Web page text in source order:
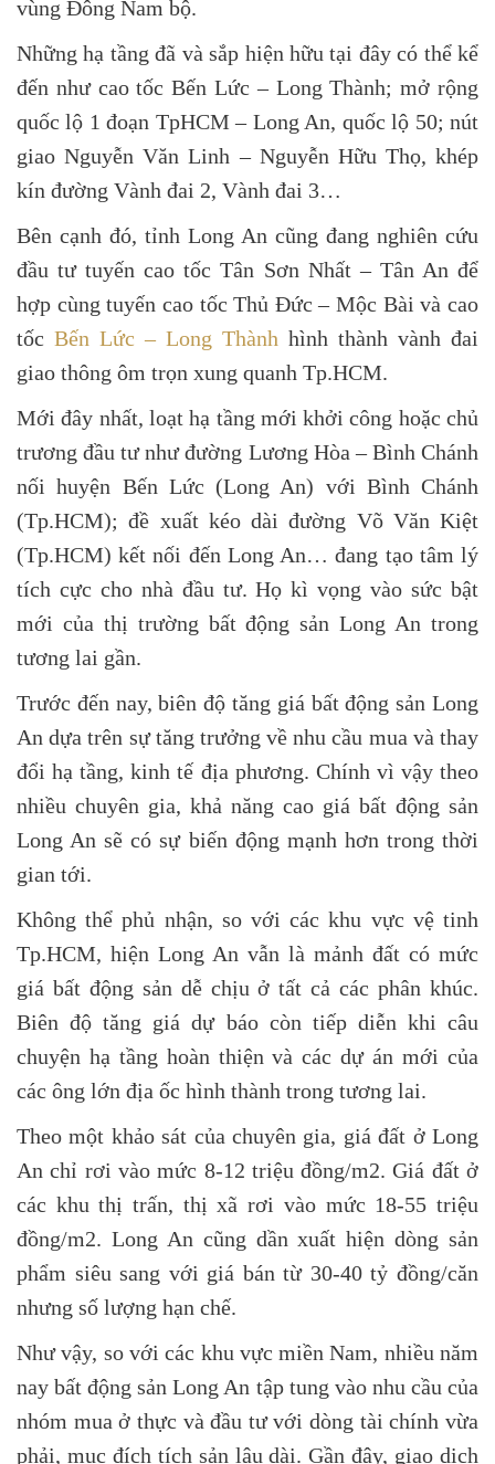
vùng Đông Nam bộ.
Những hạ tầng đã và sắp hiện hữu tại đây có thể kể
đến như cao tốc Bến Lức – Long Thành; mở rộng
quốc lộ 1 đoạn TpHCM – Long An, quốc lộ 50; nút
giao Nguyễn Văn Linh – Nguyễn Hữu Thọ, khép
kín đường Vành đai 2, Vành đai 3…
Bên cạnh đó, tỉnh Long An cũng đang nghiên cứu
đầu tư tuyến cao tốc Tân Sơn Nhất – Tân An để
hợp cùng tuyến cao tốc Thủ Đức – Mộc Bài và cao
tốc Bến Lức – Long Thành hình thành vành đai
giao thông ôm trọn xung quanh Tp.HCM.
Mới đây nhất, loạt hạ tầng mới khởi công hoặc chủ
trương đầu tư như đường Lương Hòa – Bình Chánh
nối huyện Bến Lức (Long An) với Bình Chánh
(Tp.HCM); đề xuất kéo dài đường Võ Văn Kiệt
(Tp.HCM) kết nối đến Long An… đang tạo tâm lý
tích cực cho nhà đầu tư. Họ kì vọng vào sức bật
mới của thị trường bất động sản Long An trong
tương lai gần.
Trước đến nay, biên độ tăng giá bất động sản Long
An dựa trên sự tăng trưởng về nhu cầu mua và thay
đổi hạ tầng, kinh tế địa phương. Chính vì vậy theo
nhiều chuyên gia, khả năng cao giá bất động sản
Long An sẽ có sự biến động mạnh hơn trong thời
gian tới.
Không thể phủ nhận, so với các khu vực vệ tinh
Tp.HCM, hiện Long An vẫn là mảnh đất có mức
giá bất động sản dễ chịu ở tất cả các phân khúc.
Biên độ tăng giá dự báo còn tiếp diễn khi câu
chuyện hạ tầng hoàn thiện và các dự án mới của
các ông lớn địa ốc hình thành trong tương lai.
Theo một khảo sát của chuyên gia, giá đất ở Long
An chỉ rơi vào mức 8-12 triệu đồng/m2. Giá đất ở
các khu thị trấn, thị xã rơi vào mức 18-55 triệu
đồng/m2. Long An cũng dần xuất hiện dòng sản
phẩm siêu sang với giá bán từ 30-40 tỷ đồng/căn
nhưng số lượng hạn chế.
Như vậy, so với các khu vực miền Nam, nhiều năm
nay bất động sản Long An tập tung vào nhu cầu của
nhóm mua ở thực và đầu tư với dòng tài chính vừa
phải, mục đích tích sản lâu dài. Gần đây, giao dịch